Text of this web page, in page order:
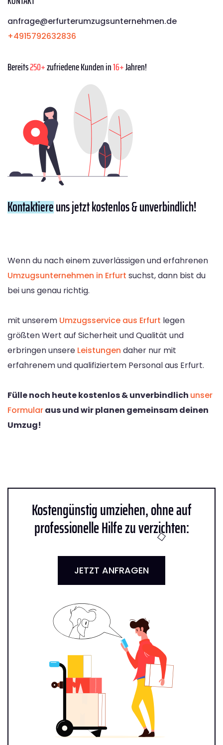
anfrage@erfurterumzugsunternehmen.de
+4915792632836
Bereits250+zufriedene Kunden in16+Jahren!
Kontaktiereuns jetzt kostenlos & unverbindlich!
Wenn du nach einem zuverlässigen und erfahrenen
Umzugsunternehmen in Erfurt suchst, dann bist du
bei uns genau richtig.
mit unserem Umzugsservice aus Erfurt legen
größten Wert auf Sicherheit und Qualität und
erbringen unsere Leistungen daher nur mit
erfahrenem und qualifiziertem Personal aus Erfurt.
Fülle noch heute kostenlos & unverbindlich unser
Formularaus und wir planen gemeinsam deinen
Umzug!
Kostengünstig umziehen, ohne auf
professionelle Hilfe zu verzichten:
JETZT ANFRAGEN